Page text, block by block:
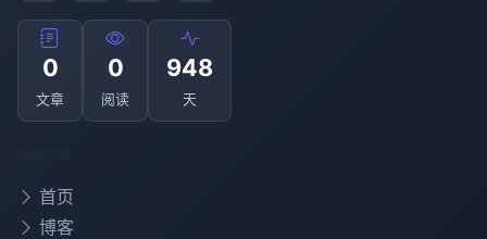
0
文章
0
阅读
948
天
首页
博客